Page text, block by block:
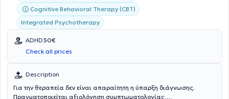
Cognitive Behavioral Therapy (CBT)
Integrated Psychotherapy
ADHD30€
Check all prices
Description
Για την θεραπεία δεν είναι απαραίτητη η ύπαρξη διάγνωσης.
Πραγματοποιείται αξιολόγηση συμπτωματολογίας,